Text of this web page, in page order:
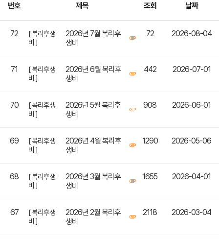
번호 제목 조회 날짜
72
[ 복리후생
비 ]
2026년 7월 복리후
생비
72 2026-08-04
71
[ 복리후생
비 ]
2026년 6월 복리후
생비
442 2026-07-01
70
[ 복리후생
비 ]
2026년 5월 복리후
생비
908 2026-06-01
69
[ 복리후생
비 ]
2026년 4월 복리후
생비
1290 2026-05-06
68
[ 복리후생
비 ]
2026년 3월 복리후
생비
1655 2026-04-01
67
[ 복리후생
비 ]
2026년 2월 복리후
생비
2118 2026-03-04